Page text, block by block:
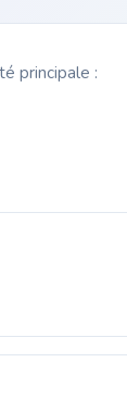
principale :